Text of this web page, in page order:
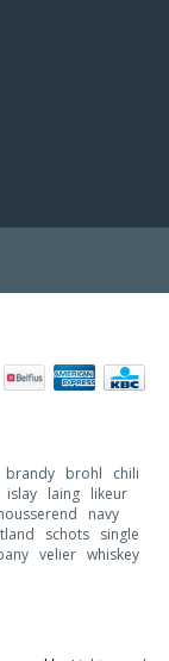
brandy brohl
chili
islay laing likeur
navy
schots
single
velier whiskey